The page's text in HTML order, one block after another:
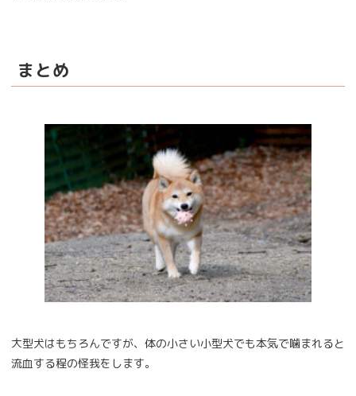
まとめ
大型犬はもちろんですが、体の小さい小型犬でも本気で噛まれると
流血する程の怪我をします。